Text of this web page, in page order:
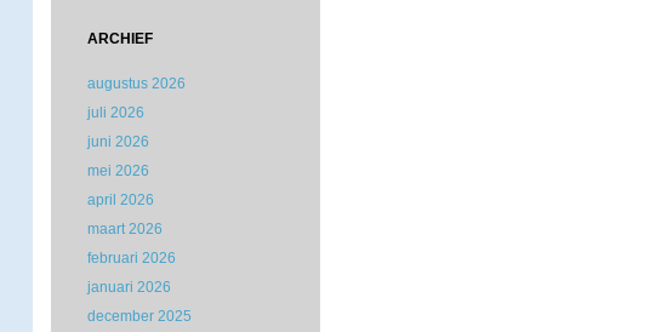
ARCHIEF
augustus 2026
juli 2026
juni 2026
mei 2026
april 2026
maart 2026
februari 2026
januari 2026
december 2025